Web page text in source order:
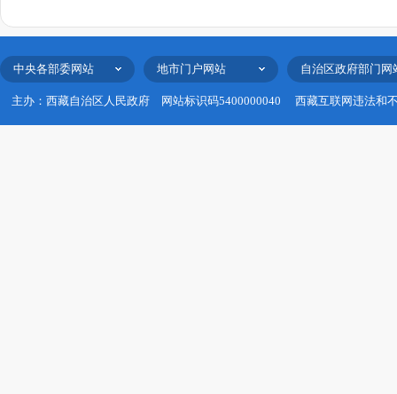
中央各部委网站 地市门户网站 自治区政府部门网
主办：西藏自治区人民政府 网站标识码5400000040 西藏互联网违法和